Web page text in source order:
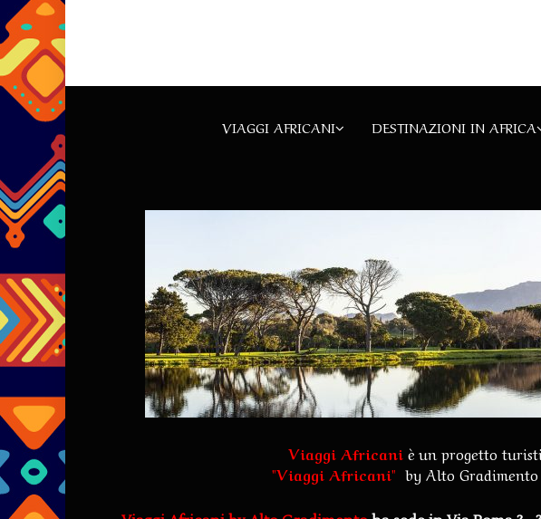
VIAGGI AFRICANI DESTINAZIONI IN AFRICA
Viaggi Africani è un progetto
"Viaggi Africani" byAlto